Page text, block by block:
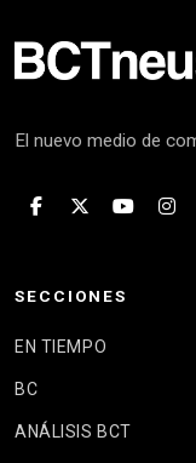
El nuevo medio de
SECCIONES
EN TIEMPO
BC
ANÁLISIS BCT